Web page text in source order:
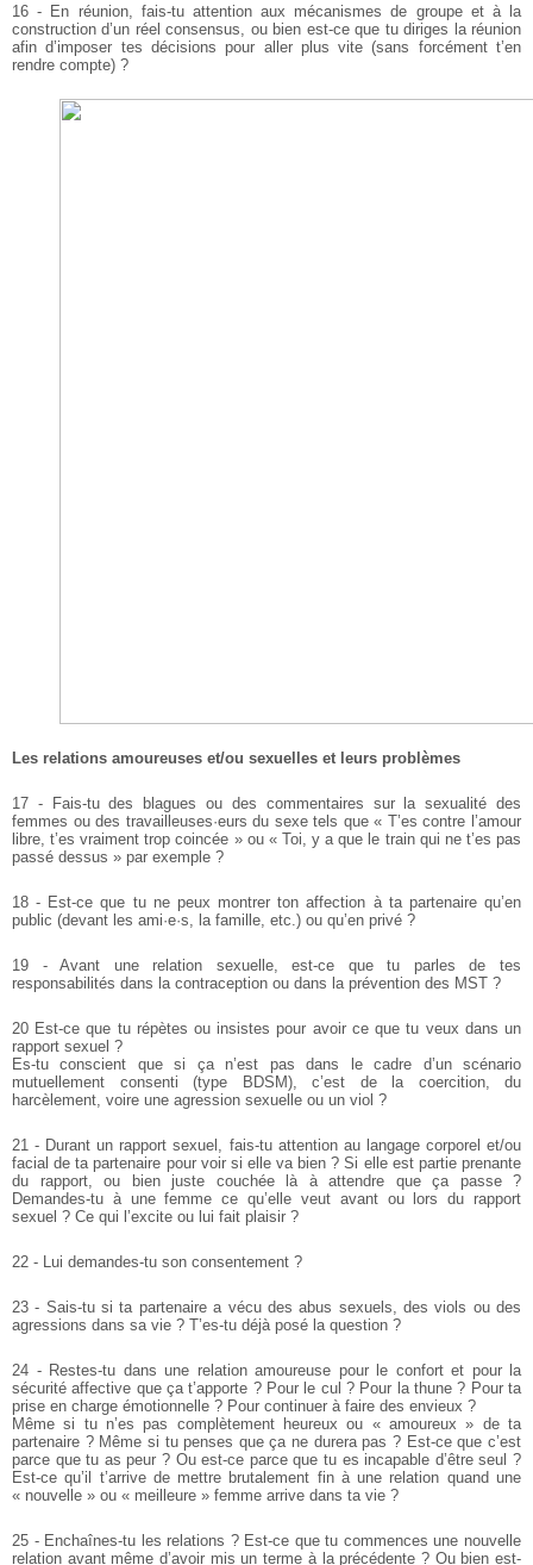
16 - En réunion, fais-tu attention aux mécanismes de groupe et à la
construction d’un réel consensus, ou bien est-ce que tu diriges la réunion
afin d’imposer tes décisions pour aller plus vite (sans forcément t’en
rendre compte) ?
Les relations amoureuses et/ou sexuelles et leurs problèmes
17 - Fais-tu des blagues ou des commentaires sur la sexualité des
femmes ou des travailleuses·eurs du sexe tels que « T’es contre l’amour
libre, t’es vraiment trop coincée » ou « Toi, y a que le train qui ne t’es pas
passé dessus » par exemple ?
18 - Est-ce que tu ne peux montrer ton affection à ta partenaire qu’en
public (devant les ami·e·s, la famille, etc.) ou qu’en privé ?
19 - Avant une relation sexuelle, est-ce que tu parles de tes
responsabilités dans la contraception ou dans la prévention des MST ?
20 Est-ce que tu répètes ou insistes pour avoir ce que tu veux dans un
rapport sexuel ?
Es-tu conscient que si ça n’est pas dans le cadre d’un scénario
mutuellement consenti (type BDSM), c’est de la coercition, du
harcèlement, voire une agression sexuelle ou un viol ?
21 - Durant un rapport sexuel, fais-tu attention au langage corporel et/ou
facial de ta partenaire pour voir si elle va bien ? Si elle est partie prenante
du rapport, ou bien juste couchée là à attendre que ça passe ?
Demandes-tu à une femme ce qu’elle veut avant ou lors du rapport
sexuel ? Ce qui l’excite ou lui fait plaisir ?
22 - Lui demandes-tu son consentement ?
23 - Sais-tu si ta partenaire a vécu des abus sexuels, des viols ou des
agressions dans sa vie ? T’es-tu déjà posé la question ?
24 - Restes-tu dans une relation amoureuse pour le confort et pour la
sécurité affective que ça t’apporte ? Pour le cul ? Pour la thune ? Pour ta
prise en charge émotionnelle ? Pour continuer à faire des envieux ?
Même si tu n’es pas complètement heureux ou « amoureux » de ta
partenaire ? Même si tu penses que ça ne durera pas ? Est-ce que c’est
parce que tu as peur ? Ou est-ce parce que tu es incapable d’être seul ?
Est-ce qu’il t’arrive de mettre brutalement fin à une relation quand une
« nouvelle » ou « meilleure » femme arrive dans ta vie ?
25 - Enchaînes-tu les relations ? Est-ce que tu commences une nouvelle
relation avant même d’avoir mis un terme à la précédente ? Ou bien est-